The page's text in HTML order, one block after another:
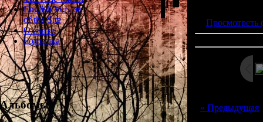
English Version
of the Site
О сайте
Болталка
Альбомы
Просмотреть
« Предыдущая